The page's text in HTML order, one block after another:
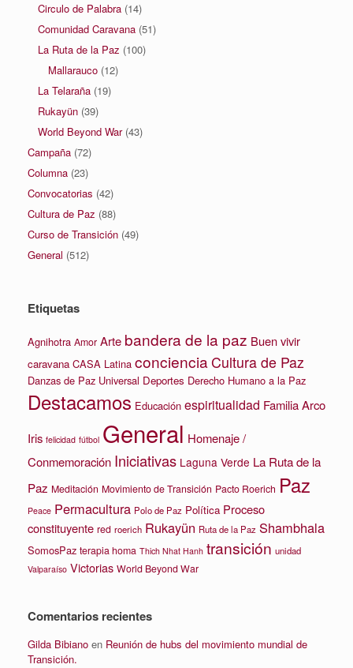
Circulo de Palabra (14)
Comunidad Caravana (51)
La Ruta de la Paz (100)
Mallarauco (12)
La Telaraña (19)
Rukayün (39)
World Beyond War(43)
Campaña (72)
Columna (23)
Convocatorias (42)
Cultura de Paz (88)
Curso de Transición (49)
General (512)
Etiquetas
Agnihotra Amor Arte bandera de la paz Buen vivir
caravana CASA Latina concienciaCultura de Paz
Danzas de Paz Universal Deportes Derecho Humano a la Paz
Destacamos Educación espiritualidad Familia Arco
Iris felicidad fútbol General Homenaje /
Conmemoración Iniciativas Laguna Verde La Ruta de la
Paz Meditación Movimiento de Transición Pacto Roerich Paz
Peace Permacultura Polo de Paz Política Proceso
constituyente red roerich Rukayün Ruta de la Paz Shambhala
SomosPaz terapia homa Thich Nhat Hanh transición unidad
Valparaíso Victorias World Beyond War
Comentarios recientes
Gilda Bibiano en Reunión de hubs del movimiento mundial de
Transición.